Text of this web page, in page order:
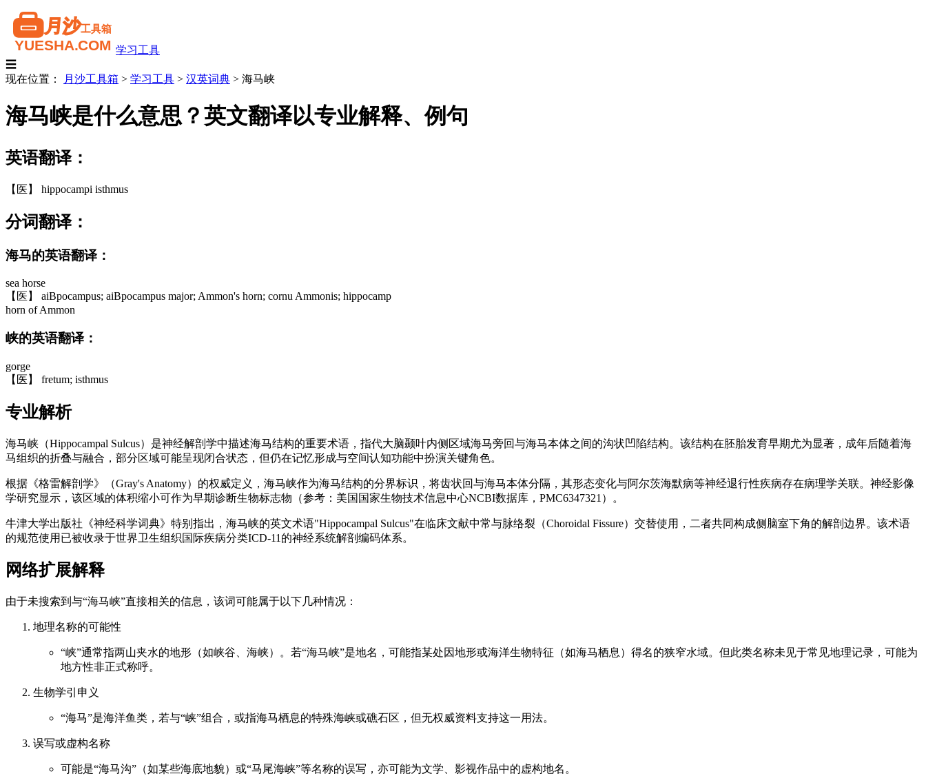
学习工具
☰
现在位置：
月沙工具箱 > 学习工具 > 汉英词典 > 海马峡
海马峡是什么意思？英文翻译以专业解释、例句
英语翻译：
【医】 hippocampi isthmus
分词翻译：
海马的英语翻译：
sea horse
【医】 aiBpocampus; aiBpocampus major; Ammon's horn; cornu Ammonis; hippocamp
horn of Ammon
峡的英语翻译：
gorge
【医】 fretum; isthmus
专业解析
海马峡（Hippocampal Sulcus）是神经解剖学中描述海马结构的重要术语，指代大脑颞叶内侧区域海马旁回与海马本体之间的沟状凹陷结构。该结构在胚胎发育早期尤为显著，成年后随着海
马组织的折叠与融合，部分区域可能呈现闭合状态，但仍在记忆形成与空间认知功能中扮演关键角色。
根据《格雷解剖学》（Gray's Anatomy）的权威定义，海马峡作为海马结构的分界标识，将齿状回与海马本体分隔，其形态变化与阿尔茨海默病等神经退行性疾病存在病理学关联。神经影像
学研究显示，该区域的体积缩小可作为早期诊断生物标志物（参考：美国国家生物技术信息中心NCBI数据库，PMC6347321）。
牛津大学出版社《神经科学词典》特别指出，海马峡的英文术语"Hippocampal Sulcus"在临床文献中常与脉络裂（Choroidal Fissure）交替使用，二者共同构成侧脑室下角的解剖边界。该术语
的规范使用已被收录于世界卫生组织国际疾病分类ICD-11的神经系统解剖编码体系。
网络扩展解释
由于未搜索到与“海马峡”直接相关的信息，该词可能属于以下几种情况：
地理名称的可能性
“峡”通常指两山夹水的地形（如峡谷、海峡）。若“海马峡”是地名，可能指某处因地形或海洋生物特征（如海马栖息）得名的狭窄水域。但此类名称未见于常见地理记录，可能为
地方性非正式称呼。
生物学引申义
“海马”是海洋鱼类，若与“峡”组合，或指海马栖息的特殊海峡或礁石区，但无权威资料支持这一用法。
误写或虚构名称
可能是“海马沟”（如某些海底地貌）或“马尾海峡”等名称的误写，亦可能为文学、影视作品中的虚构地名。